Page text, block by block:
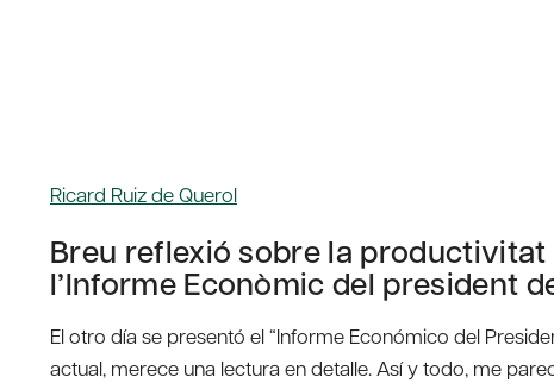
Ricard Ruiz de Querol
Breu reflexió sobre la productivitat
l’Informe Econòmic del president
El otro día se presentó el “Informe Económico del
actual, merece una lectura en detalle. Así y todo, me